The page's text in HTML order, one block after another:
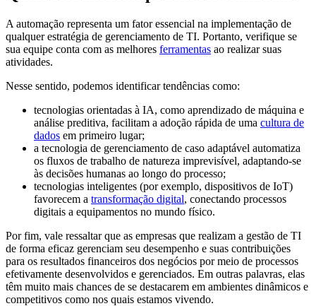
A automação representa um fator essencial na implementação de
qualquer estratégia de gerenciamento de TI. Portanto, verifique se
sua equipe conta com as melhores ferramentas ao realizar suas
atividades.
Nesse sentido, podemos identificar tendências como:
tecnologias orientadas à IA, como aprendizado de máquina e
análise preditiva, facilitam a adoção rápida de uma cultura de
dados em primeiro lugar;
a tecnologia de gerenciamento de caso adaptável automatiza
os fluxos de trabalho de natureza imprevisível, adaptando-se
às decisões humanas ao longo do processo;
tecnologias inteligentes (por exemplo, dispositivos de IoT)
favorecem a transformação digital, conectando processos
digitais a equipamentos no mundo físico.
Por fim, vale ressaltar que as empresas que realizam a gestão de TI
de forma eficaz gerenciam seu desempenho e suas contribuições
para os resultados financeiros dos negócios por meio de processos
efetivamente desenvolvidos e gerenciados. Em outras palavras, elas
têm muito mais chances de se destacarem em ambientes dinâmicos e
competitivos como nos quais estamos vivendo.